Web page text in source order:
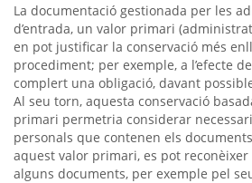
La documentació gestionada per les
d’entrada, un valor primari
en pot justificar la conservació més
procediment; per exemple, a l’efecte
complert una obligació, davant
Al seu torn, aquesta conservació
primari permetria considerar
personals que contenen els
aquest valor primari, es pot
alguns documents, per exemple pel